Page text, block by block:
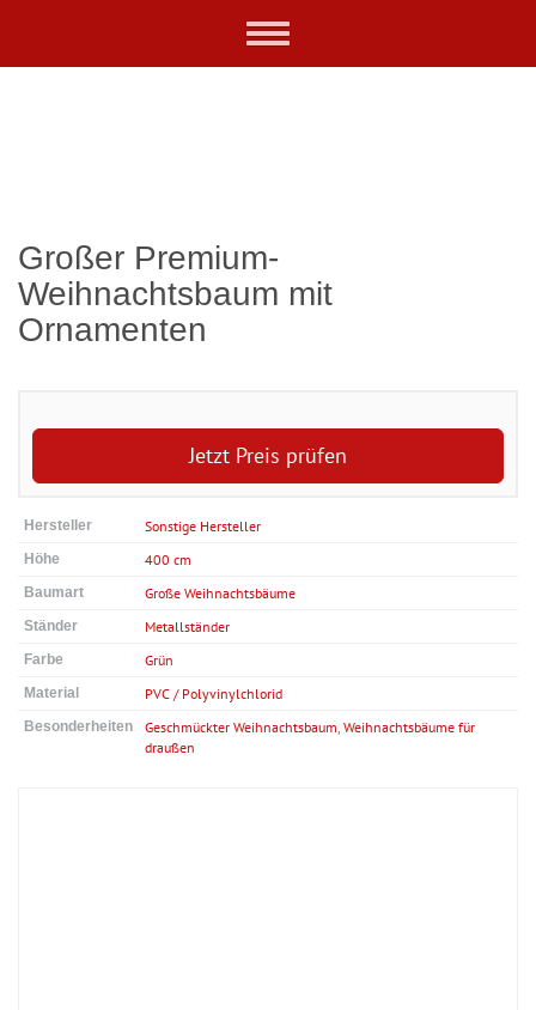
Toggle
Großer Premium-
Weihnachtsbaum mit
Ornamenten
Jetzt Preis prüfen
Hersteller Sonstige Hersteller
Höhe 400 cm
Baumart Große Weihnachtsbäume
Ständer Metallständer
Farbe Grün
Material PVC / Polyvinylchlorid
Besonderheiten Geschmückter Weihnachtsbaum Weihnachtsbäume für
draußen